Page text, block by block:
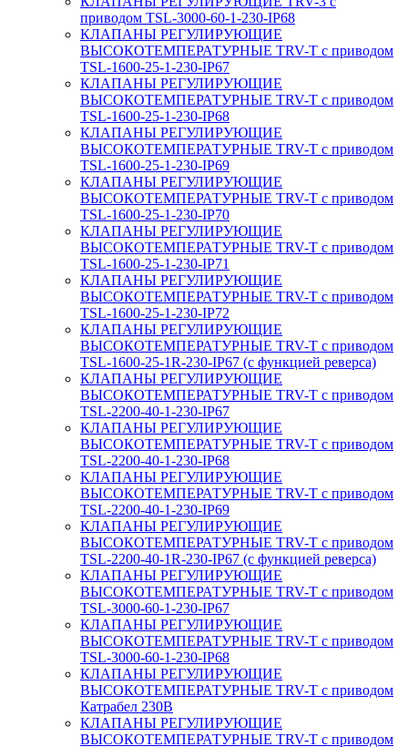
приводом TSL-3000-60-1-230-IP68
КЛАПАНЫ РЕГУЛИРУЮЩИЕ
ВЫСОКОТЕМПЕРАТУРНЫЕ TRV-T с приводом
TSL-1600-25-1-230-IP67
КЛАПАНЫ РЕГУЛИРУЮЩИЕ
ВЫСОКОТЕМПЕРАТУРНЫЕ TRV-T с приводом
TSL-1600-25-1-230-IP68
КЛАПАНЫ РЕГУЛИРУЮЩИЕ
ВЫСОКОТЕМПЕРАТУРНЫЕ TRV-T с приводом
TSL-1600-25-1-230-IP69
КЛАПАНЫ РЕГУЛИРУЮЩИЕ
ВЫСОКОТЕМПЕРАТУРНЫЕ TRV-T с приводом
TSL-1600-25-1-230-IP70
КЛАПАНЫ РЕГУЛИРУЮЩИЕ
ВЫСОКОТЕМПЕРАТУРНЫЕ TRV-T с приводом
TSL-1600-25-1-230-IP71
КЛАПАНЫ РЕГУЛИРУЮЩИЕ
ВЫСОКОТЕМПЕРАТУРНЫЕ TRV-T с приводом
TSL-1600-25-1-230-IP72
КЛАПАНЫ РЕГУЛИРУЮЩИЕ
ВЫСОКОТЕМПЕРАТУРНЫЕ TRV-T с приводом
TSL-1600-25-1R-230-IP67 (с функцией реверса)
КЛАПАНЫ РЕГУЛИРУЮЩИЕ
ВЫСОКОТЕМПЕРАТУРНЫЕ TRV-T с приводом
TSL-2200-40-1-230-IP67
КЛАПАНЫ РЕГУЛИРУЮЩИЕ
ВЫСОКОТЕМПЕРАТУРНЫЕ TRV-T с приводом
TSL-2200-40-1-230-IP68
КЛАПАНЫ РЕГУЛИРУЮЩИЕ
ВЫСОКОТЕМПЕРАТУРНЫЕ TRV-T с приводом
TSL-2200-40-1-230-IP69
КЛАПАНЫ РЕГУЛИРУЮЩИЕ
ВЫСОКОТЕМПЕРАТУРНЫЕ TRV-T с приводом
TSL-2200-40-1R-230-IP67 (с функцией реверса)
КЛАПАНЫ РЕГУЛИРУЮЩИЕ
ВЫСОКОТЕМПЕРАТУРНЫЕ TRV-T с приводом
TSL-3000-60-1-230-IP67
КЛАПАНЫ РЕГУЛИРУЮЩИЕ
ВЫСОКОТЕМПЕРАТУРНЫЕ TRV-T с приводом
TSL-3000-60-1-230-IP68
КЛАПАНЫ РЕГУЛИРУЮЩИЕ
ВЫСОКОТЕМПЕРАТУРНЫЕ TRV-T с приводом
Катрабел 230В
КЛАПАНЫ РЕГУЛИРУЮЩИЕ
ВЫСОКОТЕМПЕРАТУРНЫЕ TRV-T с приводом